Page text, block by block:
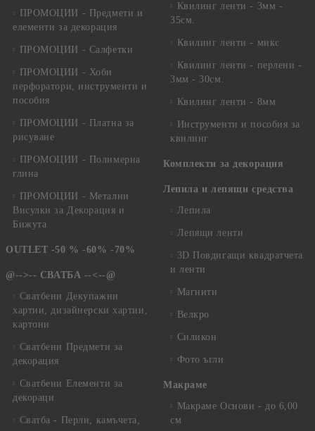
ПРОМОЦИИ - Предмети и
елементи за декорация
ПРОМОЦИИ - Салфетки
ПРОМОЦИИ - Хоби
перфоратори, инструменти и
пособия
ПРОМОЦИИ - Платна за
рисуване
ПРОМОЦИИ - Полимерна
глина
ПРОМОЦИИ - Метални
Висулки за Декорация и
Бижута
OUTLET -50 % -60% -70%
@-->-- СВАТБА --<--@
Сватбени Декупажни
хартии, дизайнерски хартии,
картони
Сватбени Предмети за
декорация
Сватбени Елементи за
декораци
Сватба - Перли, камъчета,
Квилинг ленти - 3мм -
35см.
Квилинг ленти - микс
Квилинг ленти - перлени -
3мм - 30см.
Квилинг ленти - 8мм
Инструменти и пособия за
квилинг
Комплекти за декорация
Лепила и лепящи средства
Лепила
Лепящи ленти
3D Повдигащи квадратчета
и ленти
Магнити
Велкро
Силикон
Фото ъгли
Макраме
Макраме Основи - до 6,00
см